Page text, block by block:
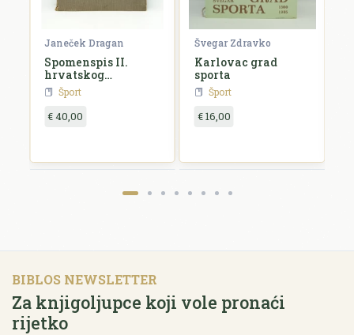
Janeček Dragan
Spomenspis II.
hrvatskog
svesokolskog sleta
12.-16. kolovoza
1911. u Zagrebu
Šport
€ 40,00
Švegar Zdravko
Karlovac grad
sporta
Šport
€ 16,00
BIBLOS NEWSLETTER
Za knjigoljupce koji vole pronaći
rijetko